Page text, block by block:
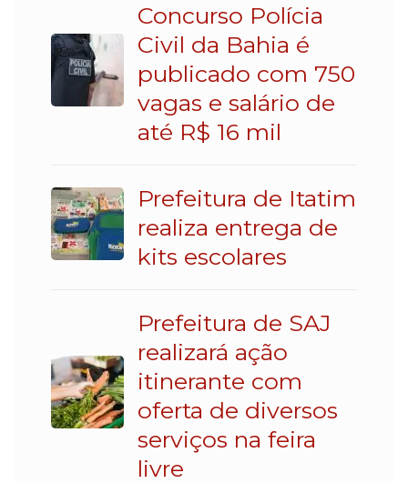
Concurso Polícia
Civil da Bahia é
publicado com 750
vagas e salário de
até R$ 16 mil
Prefeitura de Itatim
realiza entrega de
kits escolares
Prefeitura de SAJ
realizará ação
itinerante com
oferta de diversos
serviços na feira
livre